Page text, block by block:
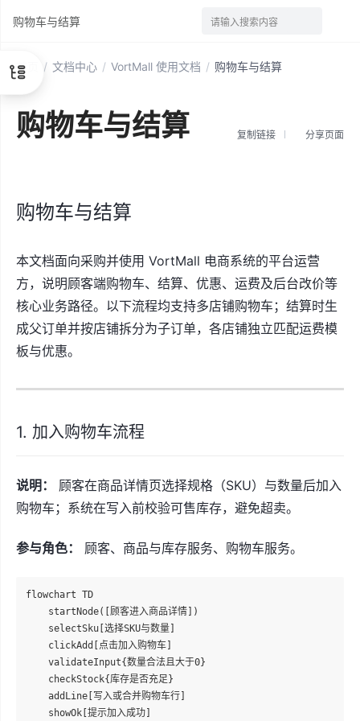
首页 / 文档中心 / VortMall 使用文档 / 购物车与结算
购物车与结算 复制链接 分享页面
购物车与结算
本文档面向采购并使用 VortMall 电商系统的平台运营
方，说明顾客端购物车、结算、优惠、运费及后台改价等
核心业务路径。以下流程均支持多店铺购物车；结算时生
成父订单并按店铺拆分为子订单，各店铺独立匹配运费模
板与优惠。
1. 加入购物车流程
说明：
顾客在商品详情页选择规格（SKU）与数量后加入
购物车；系统在写入前校验可售库存，避免超卖。
参与角色： 顾客、商品与库存服务、购物车服务。
flowchart TD
    startNode([顾客进入商品详情])
    selectSku[选择SKU与数量]
    clickAdd[点击加入购物车]
    validateInput{数量合法且大于0}
    checkStock{库存是否充足}
    addLine[写入或合并购物车行]
    showOk[提示加入成功]
购物车与结算 请输入搜索内容